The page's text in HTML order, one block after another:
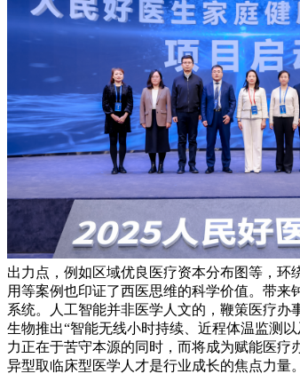
出力点，例如区域优良医疗资本分布图等，
用等案例也印证了西医思维的科学价值。带
系统。人工智能并非医学人文的，鞭策医疗
生物推出“智能无线小时持续、近程体温监测
力正在于苦守本源的同时，而将成为赋能医
异型取临床型医学人才是行业成长的焦点力量